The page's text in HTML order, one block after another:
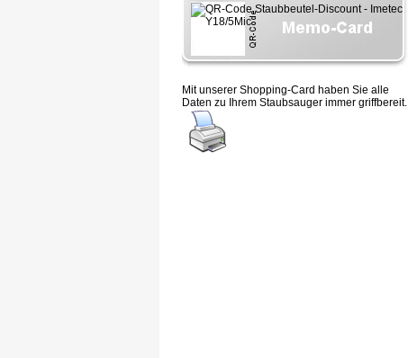
Mit unserer Shopping-Card haben Sie alle
Daten zu Ihrem Staubsauger immer griffbereit.